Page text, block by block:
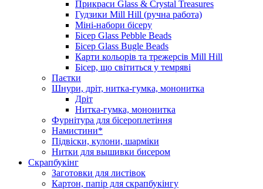
Прикраси Glass & Crystal Treasures
Гудзики Mill Hill (ручна работа)
Міні-набори бісеру
Бісер Glass Pebble Beads
Бісер Glass Bugle Beads
Карти кольорів та трежерсів Mill Hill
Бісер, що світиться у темряві
Паєтки
Шнури, дріт, нитка-гумка, мононитка
Дріт
Нитка-гумка, мононитка
Фурнітура для бісероплетіння
Намистини*
Підвіски, кулони, шарміки
Нитки для вышивки бисером
Скрапбукінг
Заготовки для листівок
Картон, папір для скрапбукінгу